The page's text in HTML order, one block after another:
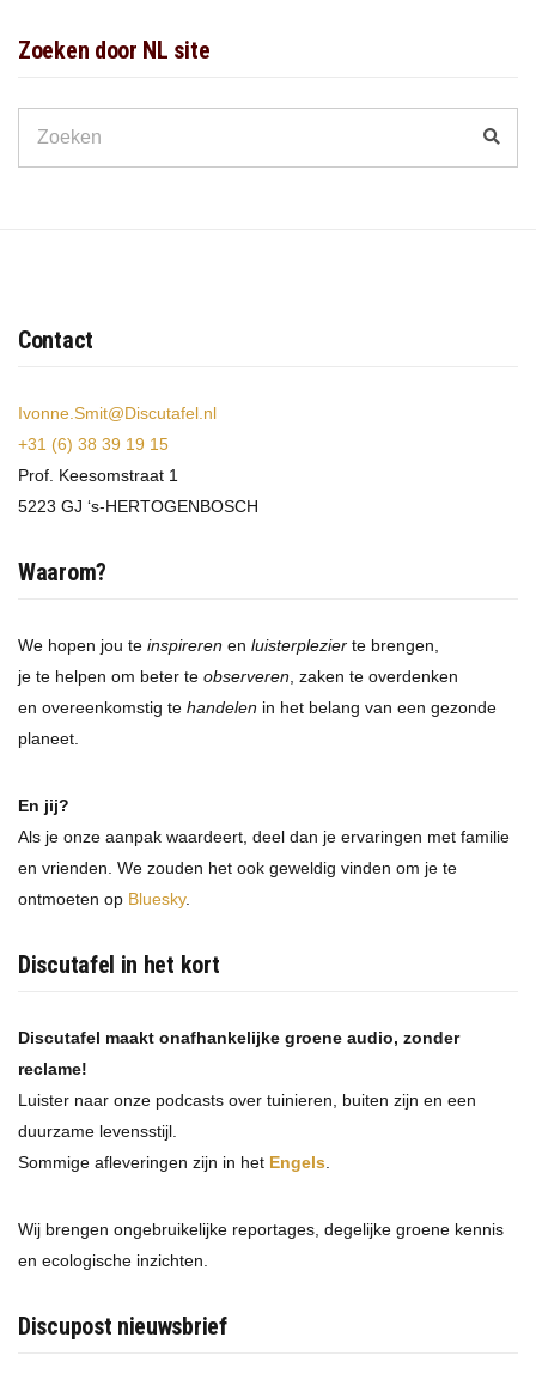
Zoeken door NL site
for:
Contact
Ivonne.Smit@Discutafel.nl
+31 (6) 38 39 19 15
Prof. Keesomstraat 1
5223 GJ ‘s-HERTOGENBOSCH
Waarom?
We hopen jou te inspireren en luisterplezier te brengen,
je te helpen om beter te observeren , zaken te overdenken
en overeenkomstig te handelen in het belang van een gezonde
planeet.
En jij?
Als je onze aanpak waardeert, deel dan je ervaringen met familie
en vrienden. We zouden het ook geweldig vinden om je te
ontmoeten op Bluesky.
Discutafel in het kort
Discutafel maakt onafhankelijke groene audio, zonder
reclame!
Luister naar onze podcasts over tuinieren, buiten zijn en een
duurzame levensstijl.
Sommige afleveringen zijn in het Engels
Wij brengen ongebruikelijke reportages, degelijke groene kennis
en ecologische inzichten.
Discupost nieuwsbrief